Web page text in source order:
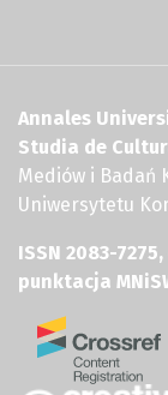
Annales
Studia de
Mediów i Badań
Uniwersytetu
ISSN 2083-
punktacja